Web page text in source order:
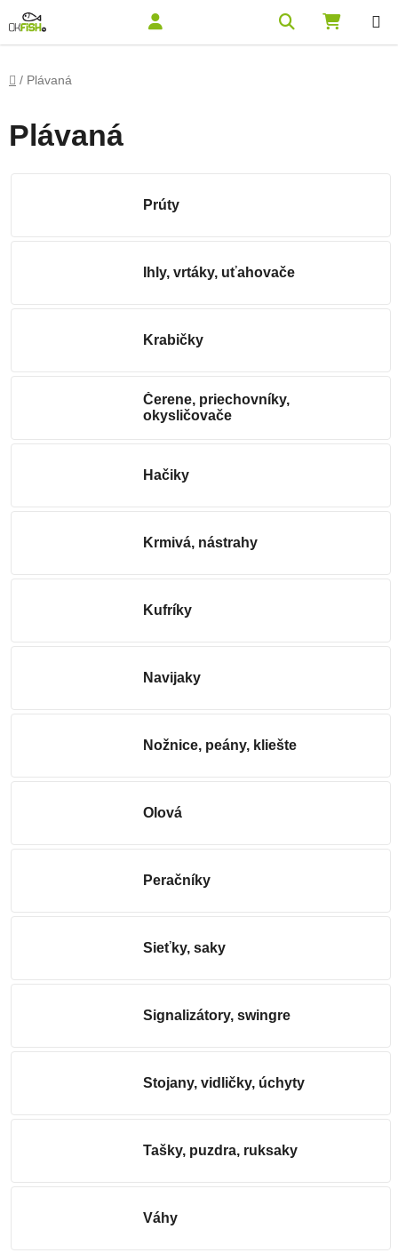
Domov
/ Plávaná
Plávaná
Prúty
Ihly, vrtáky, uťahovače
Krabičky
Čerene, priechovníky,
okysličovače
Hačiky
Krmivá, nástrahy
Kufríky
Navijaky
Nožnice, peány, kliešte
Olová
Peračníky
Sieťky, saky
Signalizátory, swingre
Stojany, vidličky, úchyty
Tašky, puzdra, ruksaky
Váhy